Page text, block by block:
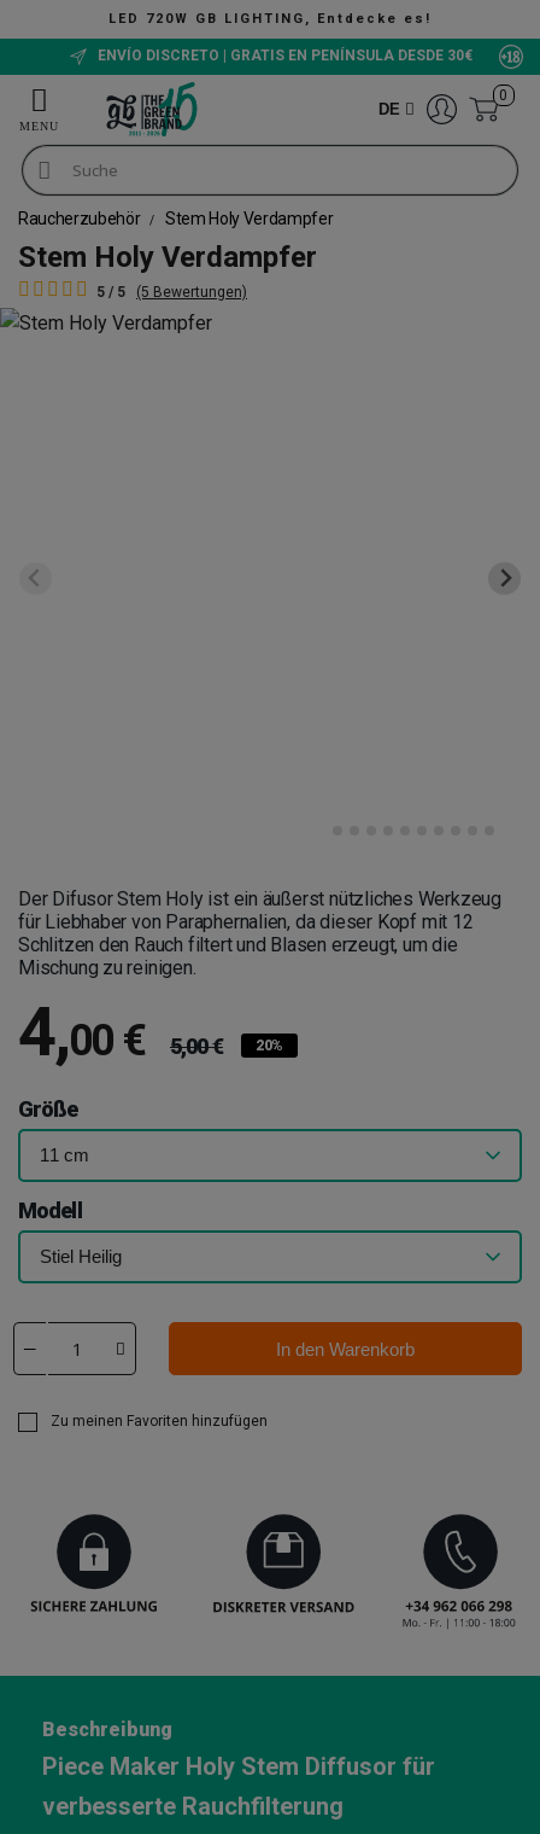
LED 720W GB LIGHTING, Entdecke es!
ENVÍO DISCRETO | GRATIS EN PENÍNSULA DESDE 30€
DE
0
Raucherzubehör Stem Holy Verdampfer
Stem Holy Verdampfer
5 / 5 (5 Bewertungen)
Der Difusor Stem Holy ist ein äußerst nützliches Werkzeug
für Liebhaber von Paraphernalien, da dieser Kopf mit 12
Schlitzen den Rauch filtert und Blasen erzeugt, um die
Mischung zu reinigen.
4,00 € 5,00 € 20%
Größe
Modell
In den Warenkorb
Zu meinen Favoriten hinzufügen
Beschreibung
Piece Maker Holy Stem Diffusor für
verbesserte Rauchfilterung